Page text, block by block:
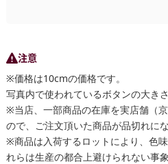
注意
※価格は10cmの価格です。
写真内で使われているボタンの大き
※当店、一部商品の在庫を実店舗（
ので、ご注文頂いた商品が品切れに
※商品は入荷するロットにより、色
れらは生産の都合上避けられない事